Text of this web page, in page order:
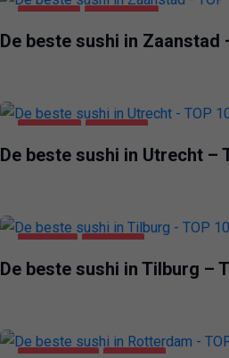
De beste sushi in Zaanstad
De beste sushi in Utrecht –
De beste sushi in Tilburg –